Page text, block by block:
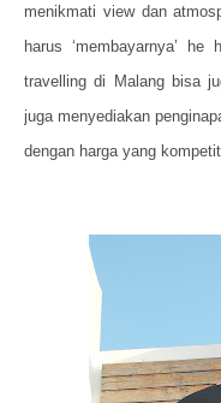
menikmati view dan
harus ‘membayarnya’
travelling di Malang bisa
juga menyediakan
dengan harga yang